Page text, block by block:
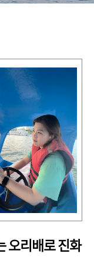
오리배로 진화